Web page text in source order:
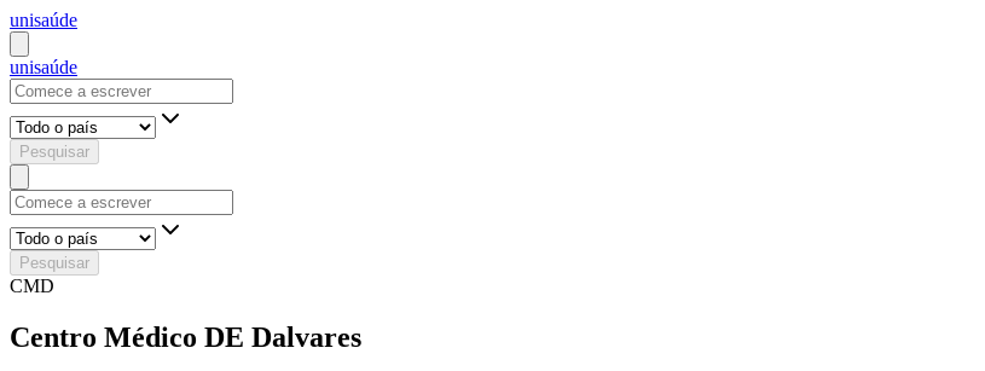
unisaúde
unisaúde
Pesquisar
Pesquisar
CMD
Centro Médico DE Dalvares